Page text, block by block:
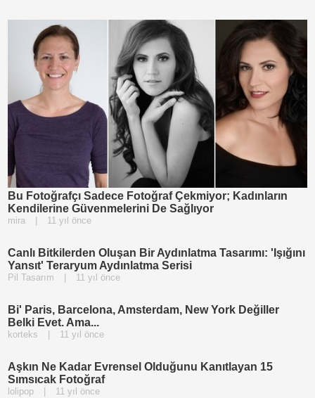
Bu Fotoğrafçı Sadece Fotoğraf Çekmiyor; Kadınların
Kendilerine Güvenmelerini De Sağlıyor
mira 11 yıl önce
Canlı Bitkilerden Oluşan Bir Aydınlatma Tasarımı: 'Işığını
Yansıt' Teraryum Aydınlatma Serisi
Pil Tasarım 11 yıl önce
Bi' Paris, Barcelona, Amsterdam, New York Değiller
Belki Evet. Ama...
korteks 11 yıl önce
Aşkın Ne Kadar Evrensel Olduğunu Kanıtlayan 15
Sımsıcak Fotoğraf
lolipop 11 yıl önce